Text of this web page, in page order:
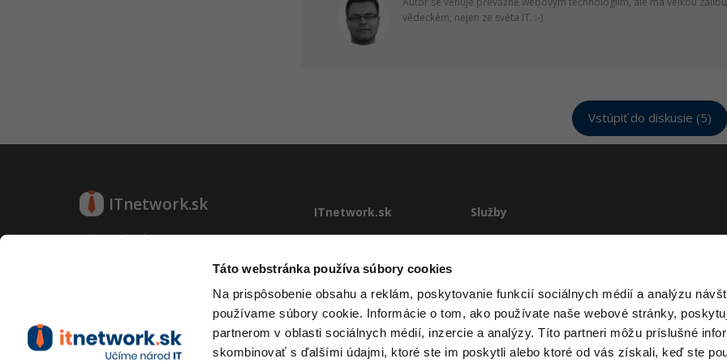
Táto webstránka používa súbory cookies
Na prispôsobenie obsahu a reklám, poskytovanie funkcií sociálnych médií a analýzu
používame súbory cookie. Informácie o tom, ako používate naše webové stránky,
partnerom v oblasti sociálnych médií, inzercie a analýzy. Títo partneri môžu príslušné
skombinovať s ďalšími údajmi, ktoré ste im poskytli alebo ktoré od vás získali, keď ste
vědeckém, nejen ze světa IT. :-)
Vstúpiť do diskusie (5)
ITnetwork.sk
Učíme národ IT
ITnetwork.sk
Reklama
Vývoj systému
Kontakt
Prevádzkové podmienky
RSS
Služby
Školenia
Pre firmy